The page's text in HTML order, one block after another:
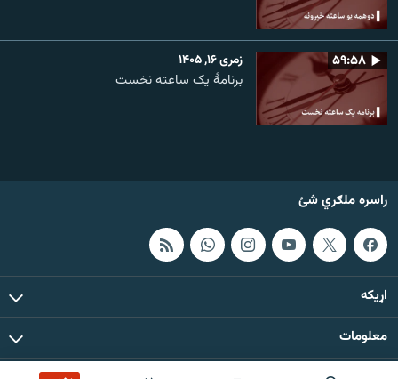
۵۹:۵۸ زمری ۱۶, ۱۴۰۵
برنامۀ یک ساعته نخست
راسره ملګري شئ
اړيکه
معلومات